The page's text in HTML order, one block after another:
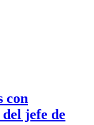
con
jefe de